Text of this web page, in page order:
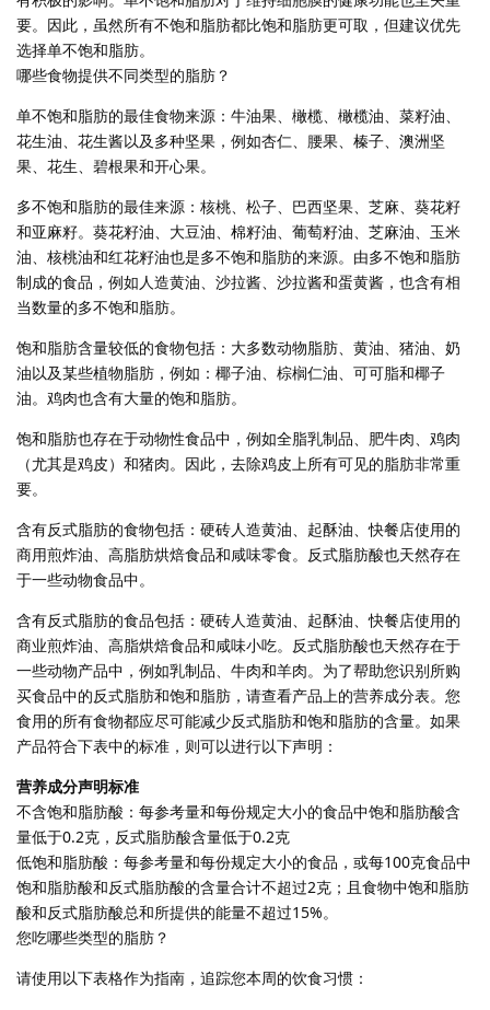
要。因此，虽然所有不饱和脂肪都比饱和脂肪更可取，但建议优先
选择单不饱和脂肪。
哪些食物提供不同类型的脂肪？
单不饱和脂肪的最佳食物来源：牛油果、橄榄、橄榄油、菜籽油、
花生油、花生酱以及多种坚果，例如杏仁、腰果、榛子、澳洲坚
果、花生、碧根果和开心果。
多不饱和脂肪的最佳来源：核桃、松子、巴西坚果、芝麻、葵花籽
和亚麻籽。葵花籽油、大豆油、棉籽油、葡萄籽油、芝麻油、玉米
油、核桃油和红花籽油也是多不饱和脂肪的来源。由多不饱和脂肪
制成的食品，例如人造黄油、沙拉酱、沙拉酱和蛋黄酱，也含有相
当数量的多不饱和脂肪。
饱和脂肪含量较低的食物包括：大多数动物脂肪、黄油、猪油、奶
油以及某些植物脂肪，例如：椰子油、棕榈仁油、可可脂和椰子
油。鸡肉也含有大量的饱和脂肪。
饱和脂肪也存在于动物性食品中，例如全脂乳制品、肥牛肉、鸡肉
（尤其是鸡皮）和猪肉。因此，去除鸡皮上所有可见的脂肪非常重
要。
含有反式脂肪的食物包括：硬砖人造黄油、起酥油、快餐店使用的
商用煎炸油、高脂肪烘焙食品和咸味零食。反式脂肪酸也天然存在
于一些动物食品中。
含有反式脂肪的食品包括：硬砖人造黄油、起酥油、快餐店使用的
商业煎炸油、高脂烘焙食品和咸味小吃。反式脂肪酸也天然存在于
一些动物产品中，例如乳制品、牛肉和羊肉。为了帮助您识别所购
买食品中的反式脂肪和饱和脂肪，请查看产品上的营养成分表。您
食用的所有食物都应尽可能减少反式脂肪和饱和脂肪的含量。如果
产品符合下表中的标准，则可以进行以下声明：
营养成分声明标准
不含饱和脂肪酸：每参考量和每份规定大小的食品中饱和脂肪酸含
量低于0.2克，反式脂肪酸含量低于0.2克
低饱和脂肪酸：每参考量和每份规定大小的食品，或每100克食品中
饱和脂肪酸和反式脂肪酸的含量合计不超过2克；且食物中饱和脂肪
酸和反式脂肪酸总和所提供的能量不超过15%。
您吃哪些类型的脂肪？
请使用以下表格作为指南，追踪您本周的饮食习惯：